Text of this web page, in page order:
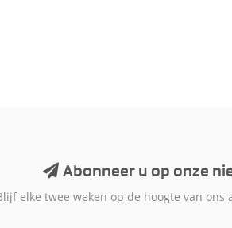
Abonneer u op onze
elke twee weken op de hoogte van ons